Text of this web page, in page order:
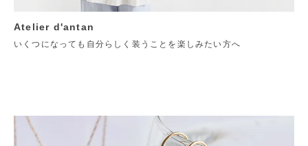
Atelier d'antan
いくつになっても自分らしく装うことを楽しみたい方へ